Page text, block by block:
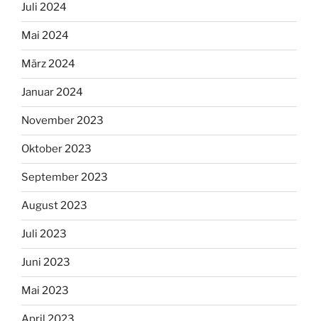
Juli 2024
Mai 2024
März 2024
Januar 2024
November 2023
Oktober 2023
September 2023
August 2023
Juli 2023
Juni 2023
Mai 2023